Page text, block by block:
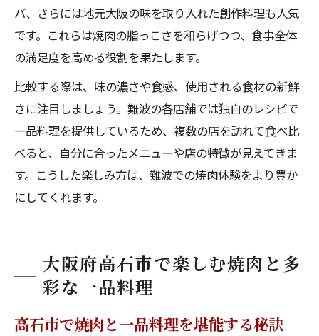
バ、さらには地元大阪の味を取り入れた創作料理も人気
です。これらは焼肉の脂っこさを和らげつつ、食事全体
の満足度を高める役割を果たします。
比較する際は、味の濃さや食感、使用される食材の新鮮
さに注目しましょう。難波の各店舗では独自のレシピで
一品料理を提供しているため、複数の店を訪れて食べ比
べると、自分に合ったメニューや店の特徴が見えてきま
す。こうした楽しみ方は、難波での焼肉体験をより豊か
にしてくれます。
大阪府高石市で楽しむ焼肉と多
彩な一品料理
高石市で焼肉と一品料理を堪能する秘訣